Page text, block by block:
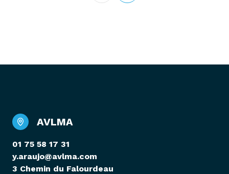
AVLMA
01 75 58 17 31
y.araujo@avlma.com
3 Chemin du Falourdeau